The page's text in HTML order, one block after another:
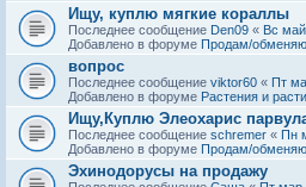
Ищу, куплю мягкие кораллы
Последнее сообщение Den09 « Вс
Добавлено в форуме Продам/
вопрос
Последнее сообщение viktor60 « Пт
Добавлено в форуме Растения и
Ищу,Куплю Элеохарис
Последнее сообщение schremer « Пн
Добавлено в форуме Продам/
Эхинодорусы на продажу